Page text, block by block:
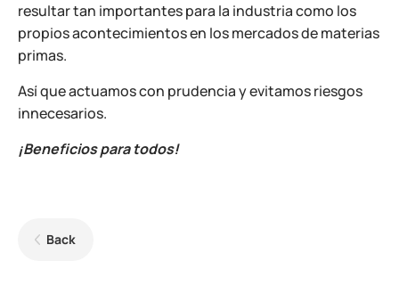
resultar tan importantes para la industria como los
propios acontecimientos en los mercados de materias
primas.
Así que actuamos con prudencia y evitamos riesgos
innecesarios.
¡Beneficios para todos!
Back